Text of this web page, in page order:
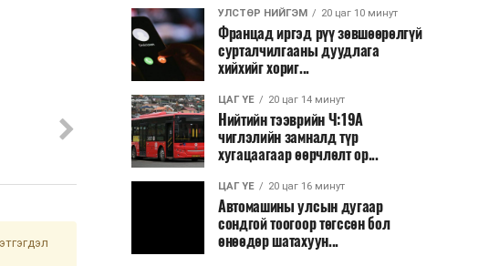
УЛСТӨР НИЙГЭМ 20 цаг 10 минут
Францад иргэд рүү зөвшөөрөлгүй
сурталчилгааны дуудлага
хийхийг хориг...
ЦАГ ҮЕ 20 цаг 14 минут
Нийтийн тээврийн Ч:19А
чиглэлийн замналд түр
хугацаагаар өөрчлөлт ор...
ЦАГ ҮЕ 20 цаг 16 минут
Автомашины улсын дугаар
сондгой тоогоор төгссөн бол
өнөөдөр шатахуун...